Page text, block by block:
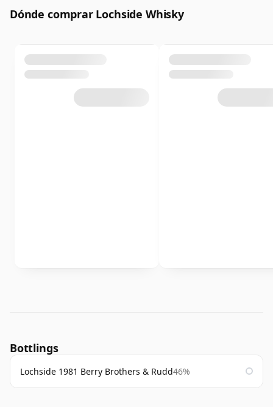
Dónde comprar Lochside Whisky
Bottlings
Lochside 1981 Berry Brothers & Rudd46%